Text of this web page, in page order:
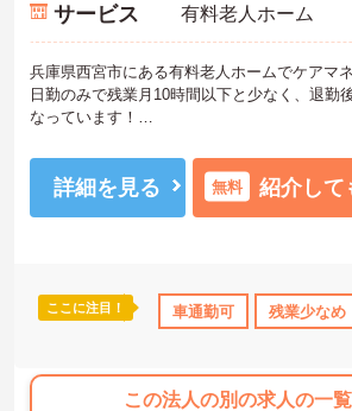
ナス・賞与あり 社会保険完備 交通費支給
サービス 有料老人ホーム
兵庫県西宮市にある有料老人ホームでケアマ
日勤のみで残業月10時間以下と少なく、退勤
なっています！
て働きやすい環境です◎
ご興味のある方には、面接対策ポイントなど
いたしますのでお気軽にご相談ください！
詳細を見る 無料 紹介して
ここに注目！ 車通勤可 残業少なめ
この法人の別の求人の一